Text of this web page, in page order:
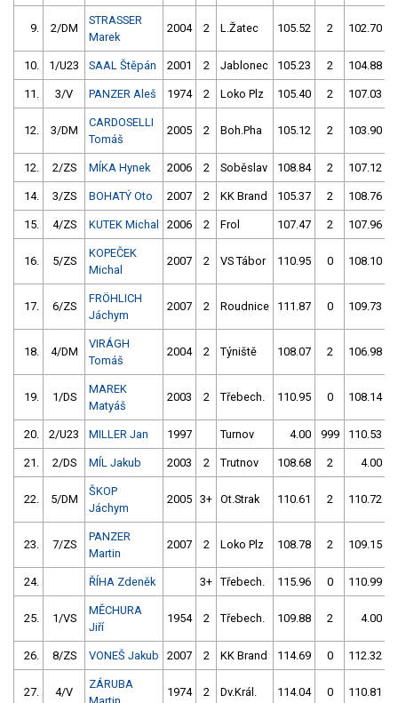
9. 2/DM
STRASSER
Marek
2004 2 L.Žatec 105.52 2 102.70
10. 1/U23 SAAL Štěpán 2001 2 Jablonec 105.23 2 104.88
11. 3/V PANZER Aleš 1974 2 Loko Plz 105.40 2 107.03
12. 3/DM
CARDOSELLI
Tomáš
2005 2 Boh.Pha 105.12 2 103.90
12. 2/ZS MÍKA Hynek 2006 2 Soběslav 108.84 2 107.12
14. 3/ZS BOHATÝ Oto 2007 2 KK Brand 105.37 2 108.76
15. 4/ZS KUTEK Michal 2006 2 Frol 107.47 2 107.96
16. 5/ZS
KOPEČEK
Michal
2007 2 VS Tábor 110.95 0 108.10
17. 6/ZS
FRÖHLICH
Jáchym
2007 2 Roudnice 111.87 0 109.73
18. 4/DM
VIRÁGH
Tomáš
2004 2 Týniště 108.07 2 106.98
19. 1/DS
MAREK
Matyáš
2003 2 Třebech. 110.95 0 108.14
20. 2/U23 MILLER Jan 1997 Turnov 4.00 999 110.53
21. 2/DS MÍL Jakub 2003 2 Trutnov 108.68 2 4.00
22. 5/DM
ŠKOP
Jáchym
2005 3+ Ot.Strak 110.61 2 110.72
23. 7/ZS
PANZER
Martin
2007 2 Loko Plz 108.78 2 109.15
24. ŘÍHA Zdeněk 3+ Třebech. 115.96 0 110.99
25. 1/VS
MĚCHURA
Jiří
1954 2 Třebech. 109.88 2 4.00
26. 8/ZS VONEŠ Jakub 2007 2 KK Brand 114.69 0 112.32
27. 4/V
ZÁRUBA
1974 2 Dv.Král. 114.04 0 110.81